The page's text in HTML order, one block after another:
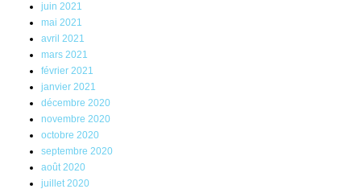
juin 2021
mai 2021
avril 2021
mars 2021
février 2021
janvier 2021
décembre 2020
novembre 2020
octobre 2020
septembre 2020
août 2020
juillet 2020